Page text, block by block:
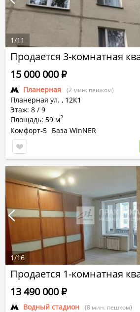
Продается 3-комнатная
Планерная (2 мин. пешком)
Планерная ул. , 12К1
Этаж: 8 / 9
Площадь: 59 м2
15 000 000Р
Комфорт-5 База WinNER
1/11
Продается 1-комнатная
Водный стадион (8 мин. пешком)
13 490 000Р
1/16